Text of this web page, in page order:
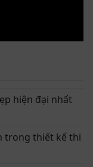
tế, ghế ăn ZGA
hút ngay từ cái
thiết kế chắc
dễ chịu nhất
nhân của ZITO
vừa đủ, khi ngồi
ăn có kéo dài
hiện đại nhất
trong thiết kế thi